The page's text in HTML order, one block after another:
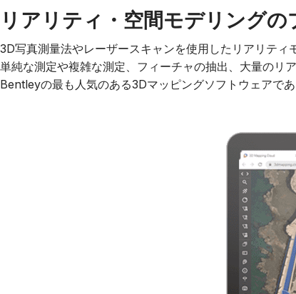
リアリティ・空間モデリングの
3D写真測量法やレーザースキャンを使用したリアリテ
単純な測定や複雑な測定、フィーチャの抽出、大量のリ
Bentleyの最も人気のある3Dマッピングソフトウェアで